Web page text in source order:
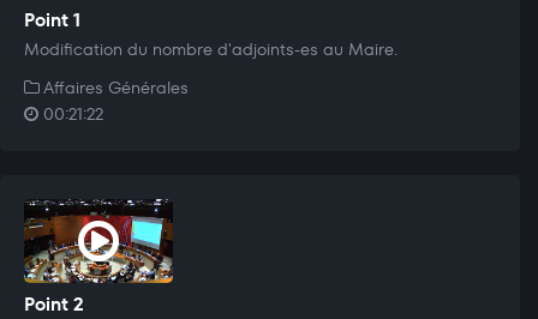
Point 1
Modification du nombre d'adjoints-es au Maire.
Affaires Générales
00:21:22
Point 2